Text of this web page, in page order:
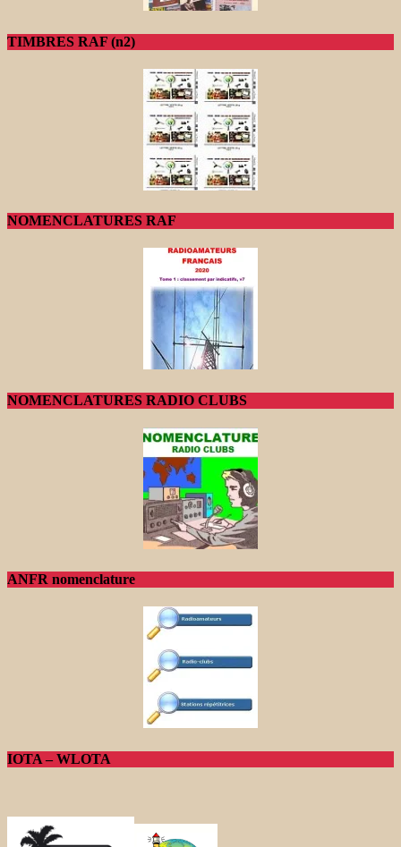
TIMBRES RAF (n2)
NOMENCLATURES RAF
NOMENCLATURES RADIO CLUBS
ANFR nomenclature
IOTA – WLOTA